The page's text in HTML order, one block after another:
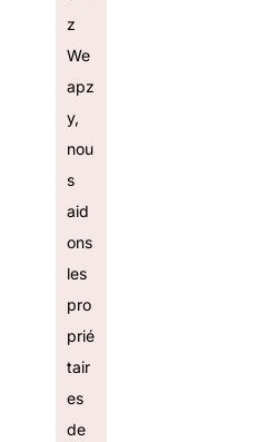
z
We
apz
y,
nou
s
aid
ons
les
pro
prié
tair
es
de